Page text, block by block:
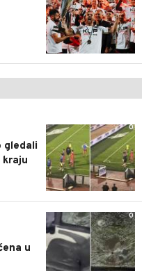
0
gledali
kraju
0
u